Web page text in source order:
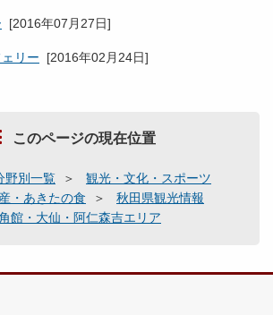
[2016年07月27日]
リー [2016年02月24日]
このページの現在位置
野別一覧
観光・文化・スポーツ
・あきたの食
秋田県観光情報
館・大仙・阿仁森吉エリア